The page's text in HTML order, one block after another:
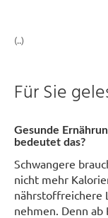
(..)
Für Sie
Gesunde
bedeutet das?
Schwangere
nicht mehr
nährstoffreichere
nehmen. Denn ab